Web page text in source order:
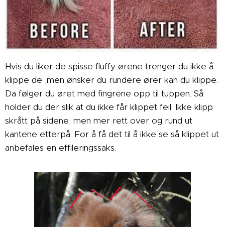
Hvis du liker de spisse fluffy ørene trenger du ikke å
klippe de ,men ønsker du rundere ører kan du klippe.
Da følger du øret med fingrene opp til tuppen. Så
holder du der slik at du ikke får klippet feil. Ikke klipp
skrått på sidene, men mer rett over og rund ut
kantene etterpå. For å få det til å ikke se så klippet ut
anbefales en effileringssaks.